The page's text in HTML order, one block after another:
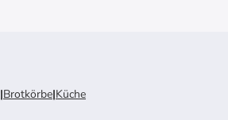
|Brotkörbe|Küche